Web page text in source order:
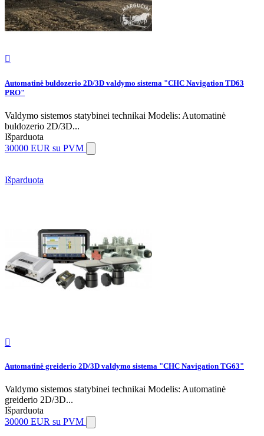

Automatinė buldozerio 2D/3D valdymo sistema "CHC Navigation TD63
PRO"
Valdymo sistemos statybinei technikai Modelis: Automatinė
buldozerio 2D/3D...
Išparduota
30000 EUR su PVM
Išparduota

Automatinė greiderio 2D/3D valdymo sistema "CHC Navigation TG63"
Valdymo sistemos statybinei technikai Modelis: Automatinė
greiderio 2D/3D...
Išparduota
30000 EUR su PVM